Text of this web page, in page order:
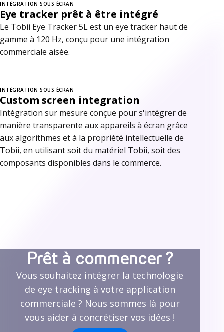
INTÉGRATION SOUS ÉCRAN
Eye tracker prêt à être intégré
Le Tobii Eye Tracker 5L est un eye tracker haut de
gamme à 120 Hz, conçu pour une intégration
commerciale aisée.
INTÉGRATION SOUS ÉCRAN
Custom screen integration
Intégration sur mesure conçue pour s'intégrer de
manière transparente aux appareils à écran grâce
aux algorithmes et à la propriété intellectuelle de
Tobii, en utilisant soit du matériel Tobii, soit des
composants disponibles dans le commerce.
Prêt à commencer ?
Vous souhaitez intégrer la technologie
de eye tracking à votre application
commerciale ? Nous sommes là pour
vous aider à concrétiser vos idées !